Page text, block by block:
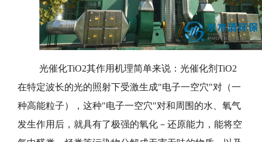
光催化TiO2其作用机理简单来说：光催化剂TiO2
在特定波长的光的照射下受激生成"电子一空穴"对（一
种高能粒子），这种"电子一空穴"对和周围的水、氧气
发生作用后，就具有了极强的氧化－还原能力，能将空